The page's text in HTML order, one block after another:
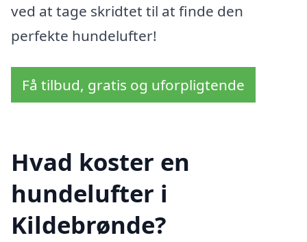
ved at tage skridtet til at finde den
perfekte hundelufter!
Få tilbud, gratis og uforpligtende
Hvad koster en
hundelufter i
Kildebrønde?